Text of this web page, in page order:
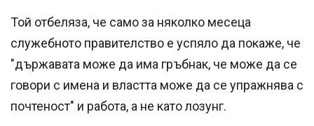
Той отбеляза, че само за няколко месеца
служебното правителство е успяло да покаже, че
"държавата може да има гръбнак, че може да се
говори с имена и властта може да се упражнява с
почтеност" и работа, а не като лозунг.